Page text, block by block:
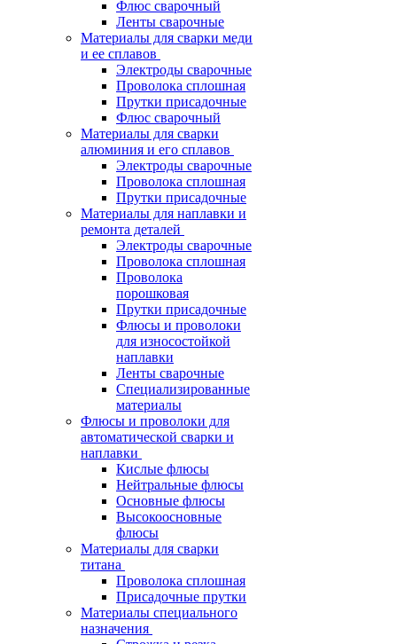
Флюс сварочный
Ленты сварочные
Материалы для сварки меди
и ее сплавов
Электроды сварочные
Проволока сплошная
Прутки присадочные
Флюс сварочный
Материалы для сварки
алюминия и его сплавов
Электроды сварочные
Проволока сплошная
Прутки присадочные
Материалы для наплавки и
ремонта деталей
Электроды сварочные
Проволока сплошная
Проволока
порошковая
Прутки присадочные
Флюсы и проволоки
для износостойкой
наплавки
Ленты сварочные
Специализированные
материалы
Флюсы и проволоки для
автоматической сварки и
наплавки
Кислые флюсы
Нейтральные флюсы
Основные флюсы
Высокоосновные
флюсы
Материалы для сварки
титана
Проволока сплошная
Присадочные прутки
Материалы специального
назначения